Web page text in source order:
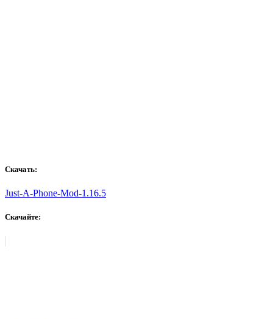
Скачать:
Just-A-Phone-Mod-1.16.5
Скачайте: